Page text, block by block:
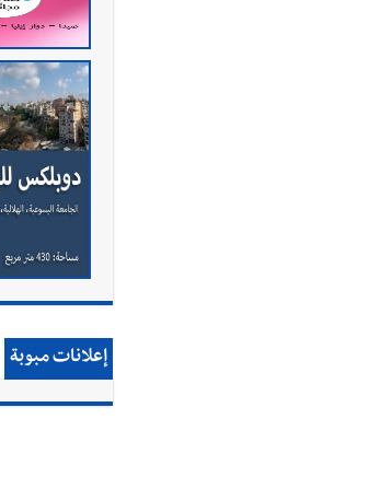
إعلانات مبوبة